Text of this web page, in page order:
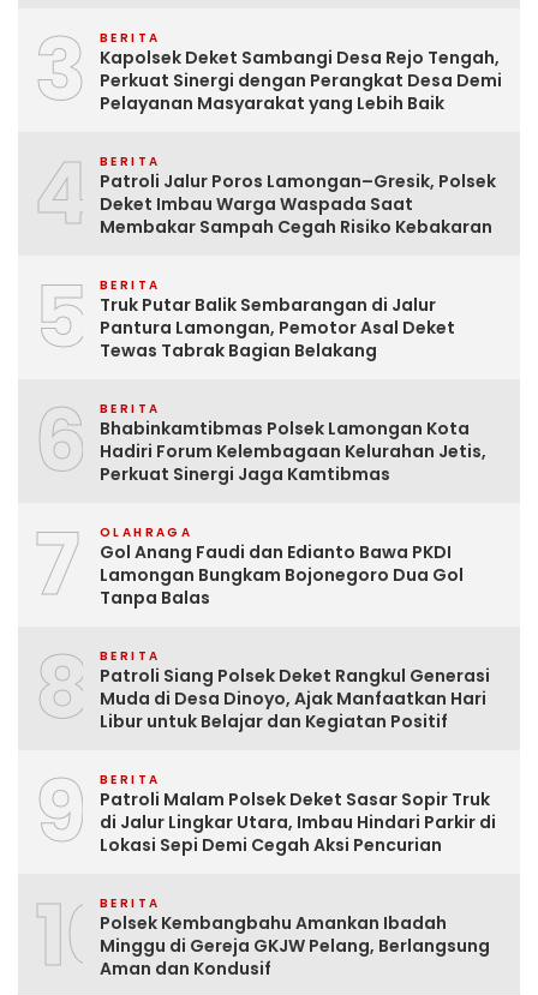
3
BERITA
Kapolsek Deket Sambangi Desa Rejo Tengah,
Perkuat Sinergi dengan Perangkat Desa Demi
Pelayanan Masyarakat yang Lebih Baik
4 BERITA
Patroli Jalur Poros Lamongan–Gresik, Polsek
Deket Imbau Warga Waspada Saat
Membakar Sampah Cegah Risiko Kebakaran
5 BERITA
Truk Putar Balik Sembarangan di Jalur
Pantura Lamongan, Pemotor Asal Deket
Tewas Tabrak Bagian Belakang
6 BERITA
Bhabinkamtibmas Polsek Lamongan Kota
Hadiri Forum Kelembagaan Kelurahan Jetis,
Perkuat Sinergi Jaga Kamtibmas
7 OLAHRAGA
Gol Anang Faudi dan Edianto Bawa PKDI
Lamongan Bungkam Bojonegoro Dua Gol
Tanpa Balas
8 BERITA
Patroli Siang Polsek Deket Rangkul Generasi
Muda di Desa Dinoyo, Ajak Manfaatkan Hari
Libur untuk Belajar dan Kegiatan Positif
9 BERITA
Patroli Malam Polsek Deket Sasar Sopir Truk
di Jalur Lingkar Utara, Imbau Hindari Parkir di
Lokasi Sepi Demi Cegah Aksi Pencurian
10BERITA
Polsek Kembangbahu Amankan Ibadah
Minggu di Gereja GKJW Pelang, Berlangsung
Aman dan Kondusif